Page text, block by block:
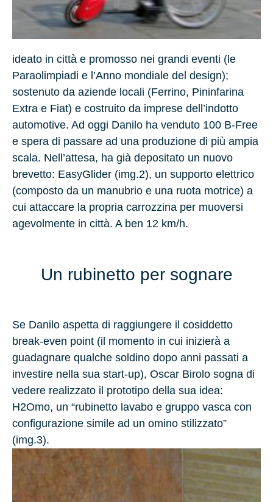
ideato in città e promosso nei grandi eventi (le
Paraolimpiadi e l’Anno mondiale del design);
sostenuto da aziende locali (Ferrino, Pininfarina
Extra e Fiat) e costruito da imprese dell’indotto
automotive. Ad oggi Danilo ha venduto 100 B-Free
e spera di passare ad una produzione di più ampia
scala. Nell’attesa, ha già depositato un nuovo
brevetto: EasyGlider (img.2), un supporto elettrico
(composto da un manubrio e una ruota motrice) a
cui attaccare la propria carrozzina per muoversi
agevolmente in città. A ben 12 km/h.
Un rubinetto per sognare
Se Danilo aspetta di raggiungere il cosiddetto
break-even point (il momento in cui inizierà a
guadagnare qualche soldino dopo anni passati a
investire nella sua start-up), Oscar Birolo sogna di
vedere realizzato il prototipo della sua idea:
H2Omo, un “rubinetto lavabo e gruppo vasca con
configurazione simile ad un omino stilizzato”
(img.3).